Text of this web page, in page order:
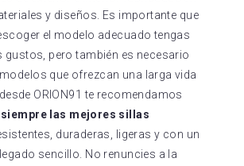
y diseños. Es importante que
el modelo adecuado tengas
gustos, pero también es necesario
que ofrezcan una larga vida
ORION91 te recomendamos
las mejores sillas
duraderas, ligeras y con un
sencillo. No renuncies a la